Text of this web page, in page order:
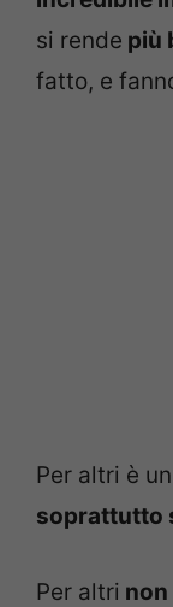
si rende più
fatto, e
Per altri è un
soprattutto
Per altri non